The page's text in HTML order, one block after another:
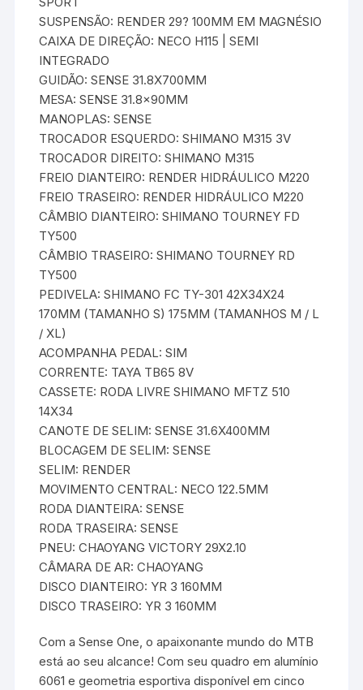
SUSPENSÃO: RENDER 29? 100MM EM MAGNÉSIO
CAIXA DE DIREÇÃO: NECO H115 | SEMI
INTEGRADO
GUIDÃO: SENSE 31.8X700MM
MESA: SENSE 31.8x90MM
MANOPLAS: SENSE
TROCADOR ESQUERDO: SHIMANO M315 3V
TROCADOR DIREITO: SHIMANO M315
FREIO DIANTEIRO: RENDER HIDRÁULICO M220
FREIO TRASEIRO: RENDER HIDRÁULICO M220
CÂMBIO DIANTEIRO: SHIMANO TOURNEY FD
TY500
CÂMBIO TRASEIRO: SHIMANO TOURNEY RD
TY500
PEDIVELA: SHIMANO FC TY-301 42X34X24
170MM (TAMANHO S) 175MM (TAMANHOS M / L
/ XL)
ACOMPANHA PEDAL: SIM
CORRENTE: TAYA TB65 8V
CASSETE: RODA LIVRE SHIMANO MFTZ 510
14X34
CANOTE DE SELIM: SENSE 31.6X400MM
BLOCAGEM DE SELIM: SENSE
SELIM: RENDER
MOVIMENTO CENTRAL: NECO 122.5MM
RODA DIANTEIRA: SENSE
RODA TRASEIRA: SENSE
PNEU: CHAOYANG VICTORY 29X2.10
CÂMARA DE AR: CHAOYANG
DISCO DIANTEIRO: YR 3 160MM
DISCO TRASEIRO: YR 3 160MM
Com a Sense One, o apaixonante mundo do MTB
está ao seu alcance! Com seu quadro em alumínio
6061 e geometria esportiva disponível em cinco